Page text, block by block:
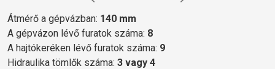
Átmérő a gépvázban: 140 mm
A gépvázon lévő furatok száma: 8
A hajtókeréken lévő furatok száma: 9
Hidraulika tömlők száma: 3 vagy 4